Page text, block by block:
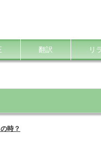
翻訳 リ
時？